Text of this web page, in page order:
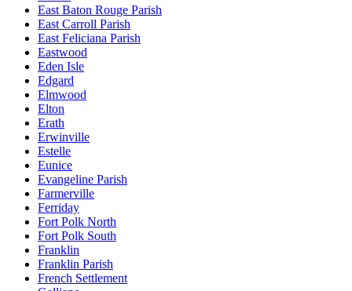
East Baton Rouge Parish
East Carroll Parish
East Feliciana Parish
Eastwood
Eden Isle
Edgard
Elmwood
Elton
Erath
Erwinville
Estelle
Eunice
Evangeline Parish
Farmerville
Ferriday
Fort Polk North
Fort Polk South
Franklin
Franklin Parish
French Settlement